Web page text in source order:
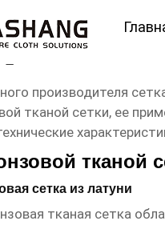
производителя
тканой сетки, ее
тканой
сетка из латуни
тканая сетка